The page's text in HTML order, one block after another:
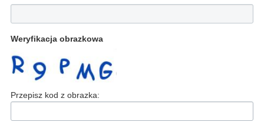
Weryfikacja obrazkowa
Przepisz kod z obrazka: